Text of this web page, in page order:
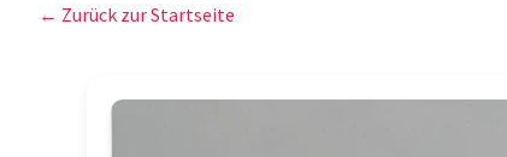
← Zurück zur Startseite